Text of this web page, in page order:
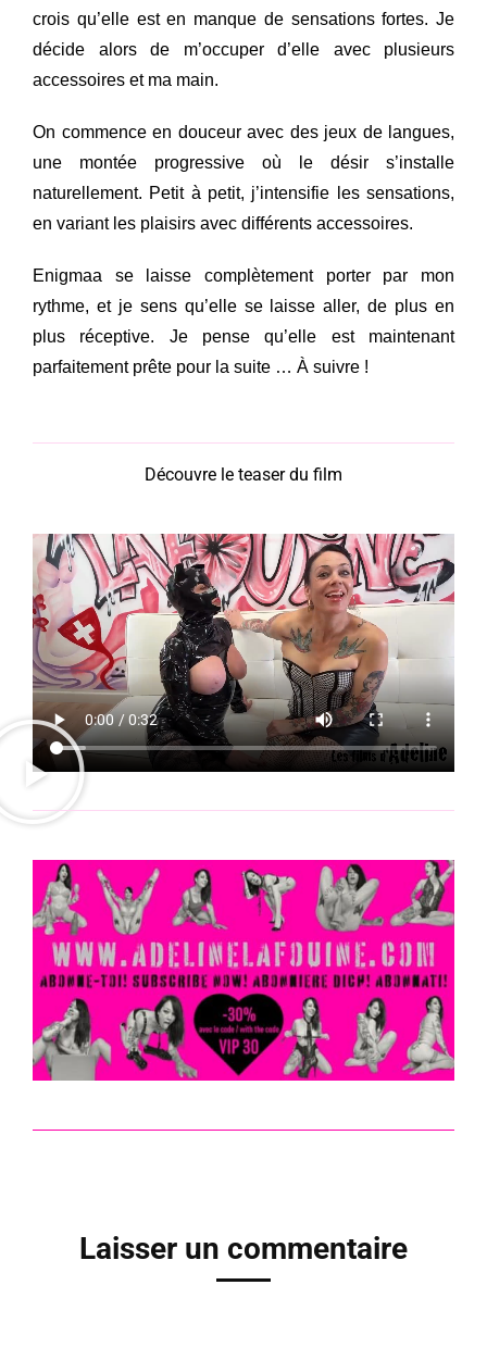
crois qu’elle est en manque de sensations fortes. Je
décide alors de m’occuper d’elle avec plusieurs
accessoires et ma main.
On commence en douceur avec des jeux de langues,
une montée progressive où le désir s’installe
naturellement. Petit à petit, j’intensifie les sensations,
en variant les plaisirs avec différents accessoires.
Enigmaa se laisse complètement porter par mon
rythme, et je sens qu’elle se laisse aller, de plus en
plus réceptive. Je pense qu’elle est maintenant
parfaitement prête pour la suite … À suivre !
Découvre le teaser du film
Laisser un commentaire